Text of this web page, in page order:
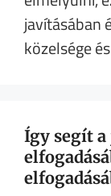
javításában
közelsége
Így segít